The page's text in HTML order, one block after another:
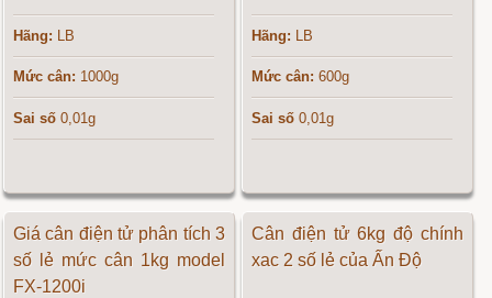
Hãng: LB
Mức cân: 1000g
Sai số 0,01g
Hãng: LB
Mức cân: 600g
Sai số 0,01g
Giá cân điện tử phân tích 3
số lẻ mức cân 1kg model
FX-1200i
Cân điện tử 6kg độ chính
xac 2 số lẻ của Ấn Độ